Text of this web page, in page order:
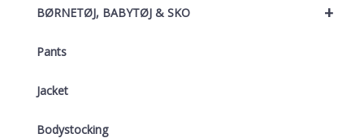
+
BØRNETØJ, BABYTØJ & SKO
Pants
Jacket
Bodystocking